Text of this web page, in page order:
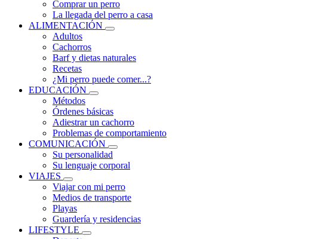
Comprar un perro
La llegada del perro a casa
ALIMENTACIÓN
Adultos
Cachorros
Barf y dietas naturales
Recetas
¿Mi perro puede comer...?
EDUCACIÓN
Métodos
Órdenes básicas
Adiestrar un cachorro
Problemas de comportamiento
COMUNICACIÓN
Su personalidad
Su lenguaje corporal
VIAJES
Viajar con mi perro
Medios de transporte
Playas
Guardería y residencias
LIFESTYLE